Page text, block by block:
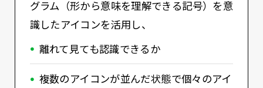
グラム（形から意味を理解できる記号）を意
識したアイコンを活用し、
離れて見ても認識できるか
複数のアイコンが並んだ状態で個々のアイ